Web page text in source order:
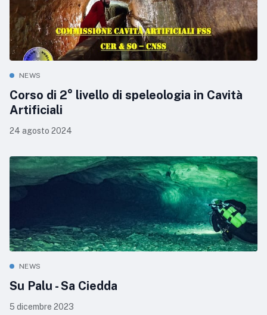
NEWS
Corso di 2° livello di speleologia in Cavità
Artificiali
24 agosto 2024
NEWS
Su Palu - Sa Ciedda
5 dicembre 2023